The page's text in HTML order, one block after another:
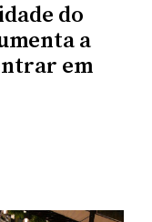
do
a
em